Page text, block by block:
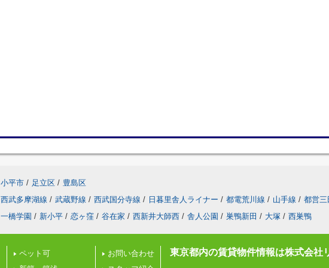
小平市 / 足立区 / 豊島区
西武多摩湖線 / 武蔵野線 / 西武国分寺線 / 日暮里舎人ライナー / 都電荒川線 / 山手線 / 都営三
一橋学園 / 新小平 / 恋ヶ窪 / 谷在家 / 西新井大師西 / 舎人公園 / 巣鴨新田 / 大塚 / 西巣鴨
ペット可
お問い合わせ
東京都内の賃貸物件情報は株式会社